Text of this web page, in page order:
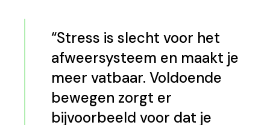
“Stress is slecht voor het
afweersysteem en maakt je
meer vatbaar. Voldoende
bewegen zorgt er
bijvoorbeeld voor dat je